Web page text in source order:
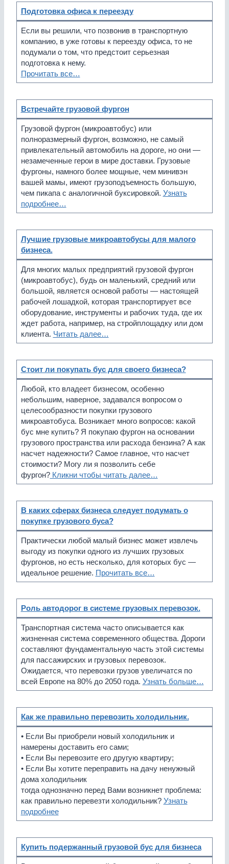
Подготовка офиса к переезду
Если вы решили, что позвонив в транспортную
компанию, в уже готовы к переезду офиса, то не
подумали о том, что предстоит серьезная
подготовка к нему.
Прочитать все…
Встречайте грузовой фургон
Грузовой фургон (микроавтобус) или
полноразмерный фургон, возможно, не самый
привлекательный автомобиль на дороге, но они —
незамеченные герои в мире доставки. Грузовые
фургоны, намного более мощные, чем минивэн
вашей мамы, имеют грузоподъемность большую,
чем пикапа с аналогичной буксировкой. Узнать
подробнее…
Лучшие грузовые микроавтобусы для малого
бизнеса.
Для многих малых предприятий грузовой фургон
(микроавтобус), будь он маленький, средний или
большой, является основой работы — настоящей
рабочей лошадкой, которая транспортирует все
оборудование, инструменты и рабочих туда, где их
ждет работа, например, на стройплощадку или дом
клиента. Читать далее…
Стоит ли покупать бус для своего бизнеса?
Любой, кто владеет бизнесом, особенно
небольшим, наверное, задавался вопросом о
целесообразности покупки грузового
микроавтобуса. Возникает много вопросов: какой
бус мне купить? Я покупаю фургон на основании
грузового пространства или расхода бензина? А как
насчет надежности? Самое главное, что насчет
стоимости? Могу ли я позволить себе
фургон?Кликни чтобы читать далее…
В каких сферах бизнеса следует подумать о
покупке грузового буса?
Практически любой малый бизнес может извлечь
выгоду из покупки одного из лучших грузовых
фургонов, но есть несколько, для которых бус —
идеальное решение. Прочитать все…
Роль автодорог в системе грузовых перевозок.
Транспортная система часто описывается как
жизненная система современного общества. Дороги
составляют фундаментальную часть этой системы
для пассажирских и грузовых перевозок.
Ожидается, что перевозки грузов увеличатся по
всей Европе на 80% до 2050 года. Узнать больше…
Как же правильно перевозить холодильник.
• Если Вы приобрели новый холодильник и
намерены доставить его сами;
• Если Вы перевозите его другую квартиру;
• Если Вы хотите переправить на дачу ненужный
дома холодильник
тогда однозначно перед Вами возникнет проблема:
как правильно перевезти холодильник? Узнать
подробнее
Купить подержанный грузовой бус для бизнеса